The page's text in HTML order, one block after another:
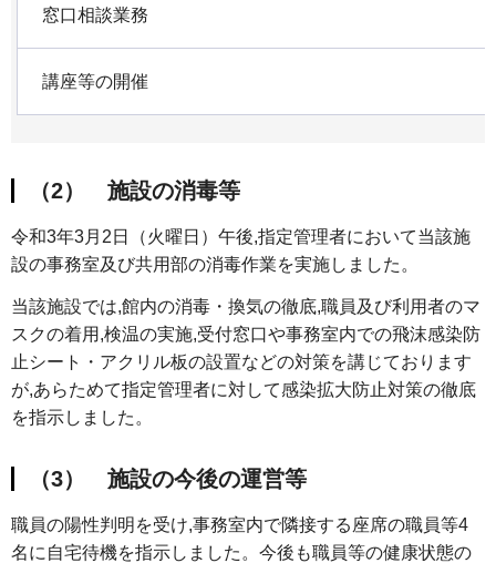
窓口相談業務
講座等の開催
（2） 施設の消毒等
令和3年3月2日（火曜日）午後,指定管理者において当該施
設の事務室及び共用部の消毒作業を実施しました。
当該施設では,館内の消毒・換気の徹底,職員及び利用者のマ
スクの着用,検温の実施,受付窓口や事務室内での飛沫感染防
止シート・アクリル板の設置などの対策を講じております
が,あらためて指定管理者に対して感染拡大防止対策の徹底
を指示しました。
（3） 施設の今後の運営等
職員の陽性判明を受け,事務室内で隣接する座席の職員等4
名に自宅待機を指示しました。今後も職員等の健康状態の